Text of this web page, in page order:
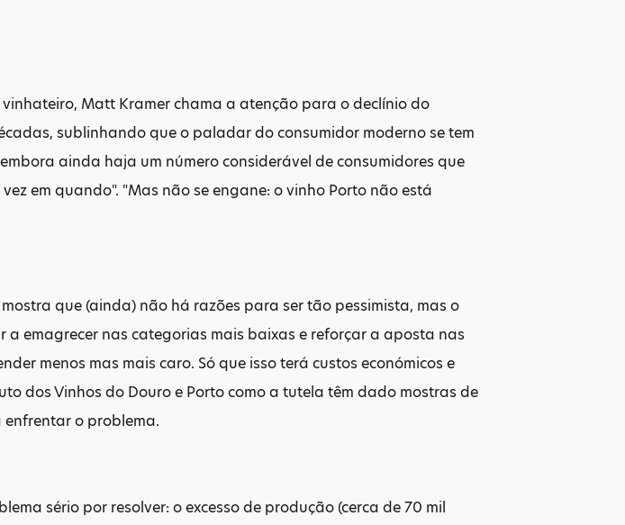
Matt Kramer chama a atenção para o declínio do
sublinhando que o paladar do consumidor moderno se tem
ainda haja um número considerável de consumidores que
em quando". "Mas não se engane: o vinho Porto não está
que (ainda) não há razões para ser tão pessimista, mas o
a emagrecer nas categorias mais baixas e reforçar a aposta nas
menos mas mais caro. Só que isso terá custos económicos e
dos Vinhos do Douro e Porto como a tutela têm dado mostras de
o problema.
sério por resolver: o excesso de produção (cerca de 70 mil